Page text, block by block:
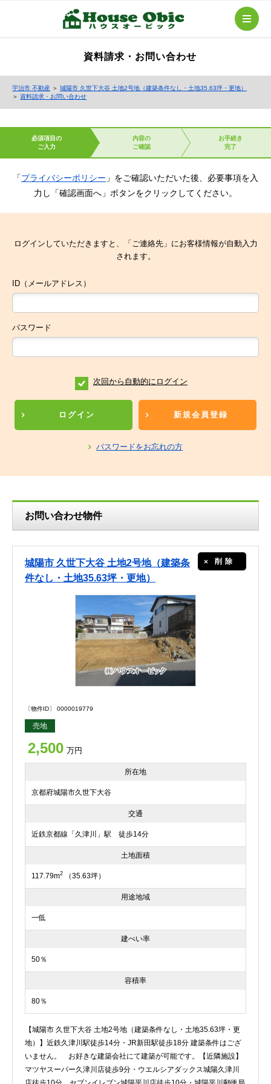
資料請求・お問い合わせ
宇治市 不動産 ＞ 城陽市 久世下大谷 土地2号地（建築条件なし・土地35.63坪・更地）
＞ 資料請求・お問い合わせ
必須項目の
ご入力
内容の
ご確認
お手続き
完了
「プライバシーポリシー 」をご確認いただいた後、必要事項を入
力し「確認画面へ」ボタンをクリックしてください。
ログインしていただきますと、「ご連絡先」にお客様情報が自動入力
されます。
ID（メールアドレス）
パスワード
次回から自動的にログイン
ログイン 新規会員登録
パスワードをお忘れの方
お問い合わせ物件
城陽市 久世下大谷 土地2号地（建築条
件なし・土地35.63坪・更地）
削除
〔物件ID〕 0000019779
売地
2,500 万円
所在地
京都府城陽市久世下大谷
交通
近鉄京都線「久津川」駅 徒歩14分
土地面積
117.79m2 （35.63坪）
用途地域
一低
建ぺい率
50％
容積率
80％
【城陽市 久世下大谷 土地2号地（建築条件なし・土地35.63坪・更
地）】近鉄久津川駅徒歩14分・JR新田駅徒歩18分 建築条件はござ
いません。 お好きな建築会社にて建築が可能です。【近隣施設】
マツヤスーパー久津川店徒歩9分・ウエルシアダックス城陽久津川